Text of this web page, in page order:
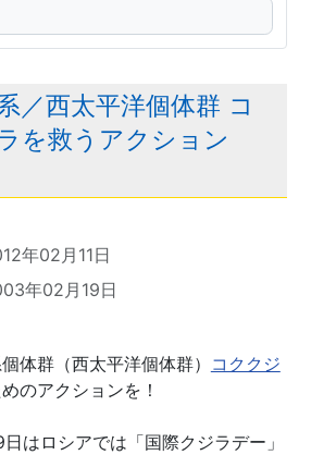
／西太平洋個体群 コ
を救うアクション
年02月11日
年02月19日
体群（西太平洋個体群） コククジ
のアクションを！
はロシアでは「国際クジラデー」